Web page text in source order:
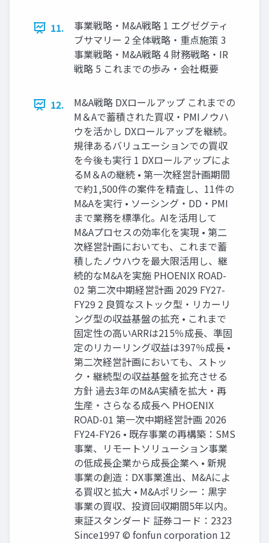
11.
事業戦略・M&A戦略 1 エグゼグティ
ブサマリー 2 全体戦略・重点施策 3
事業戦略・M&A戦略 4 財務戦略・IR
戦略 5 これまでの歩み・会社概要
12.
M&A戦略 DXロールアップ これまでの
M＆Aで蓄積された買収・PMIノウハ
ウを活かし DXロールアップを継続。
規律あるバリュエーションでの買収
を今後も実行 1 DXロールアップによ
るM＆Aの継続 • 第一次経営計画期間
で約1,500件の案件を精査し、11件の
M&Aを実行 • ソーシング・DD・PMI
まで業務を標準化。AIを活用して
M&Aプロセスの効率化を実現 • 第二
次経営計画においても、これまで蓄
積したノウハウを最大限活用し、継
続的なM&Aを実施 PHOENIX ROAD-
02 第二次中期経営計画 2029 FY27-
FY29 2 良質なストック型・リカーリ
ング型の収益基盤の拡充 • これまで
固定性の高いARRは215％成長、準固
定のリカーリング収益は397％成長 •
第二次経営計画においても、ストッ
ク・継続型の収益基盤を拡充させる
方針 過去3年のM&A実績を拡大・再
生産・さらなる成長へ PHOENIX
ROAD-01 第一次中期経営計画 2026
FY24-FY26 • 既存事業の再構築：SMS
事業、リモートソリューション事業
の低成長企業から成長企業へ • 新規
事業の創造：DX事業進出、M&Aによ
る買収と拡大 • M&Aポリシー：黒字
事業の買収、投資回収期間5年以内。
東証スタンダード 証券コード：2323
Since1997 © fonfun corporation 12